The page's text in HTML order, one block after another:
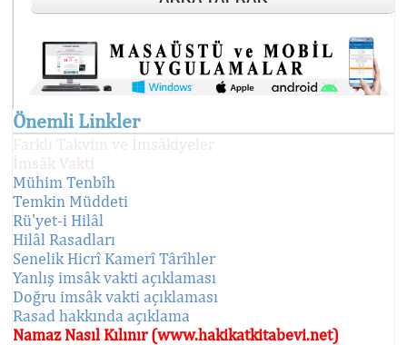
Önemli Linkler
Farklı Takvim ve İmsâkiyeler
İmsâk Vakti
Mühim Tenbîh
Temkin Müddeti
Rü'yet-i Hilâl
Hilâl Rasadları
Senelik Hicrî Kamerî Târîhler
Yanlış imsâk vakti açıklaması
Doğru imsâk vakti açıklaması
Rasad hakkında açıklama
Namaz Nasıl Kılınır (www.hakikatkitabevi.net)